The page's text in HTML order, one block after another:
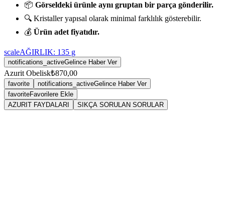
📦 Görseldeki ürünle aynı gruptan bir parça gönderilir.
🔍 Kristaller yapısal olarak minimal farklılık gösterebilir.
💰 Ürün adet fiyatıdır.
scaleAĞIRLIK: 135 g
notifications_activeGelince Haber Ver
Azurit Obelisk₺870,00
favorite notifications_activeGelince Haber Ver
favoriteFavorilere Ekle
AZURIT FAYDALARI
SIKÇA SORULAN SORULAR